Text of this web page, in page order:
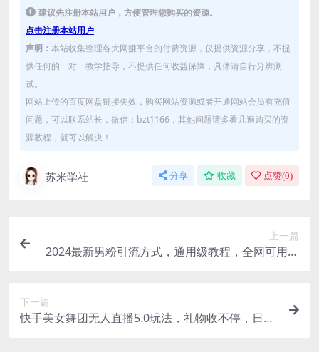
建议先注册本站用户，方便管理您购买的资源。
点击注册本站用户
声明： 本站收集整理各大网赚平台的付费资源，仅提供资源分享，不提
供任何的一对一教学指导，不提供任何收益保障，具体请自行分辨测
试。
网站上传的百度网盘链接失效，购买网站资源或者开通网站会员有充值
问题，可以联系站长，微信：bzt1166，其他问题请多看几遍购买的资
源教程，就可以解决！
苏米学社 分享 收藏 点赞(0)
上一篇
2024最新男粉引流方式，通用级教程，全网可用，
下一篇
快手美女舞团无人直播5.0玩法，礼物收不停，日入